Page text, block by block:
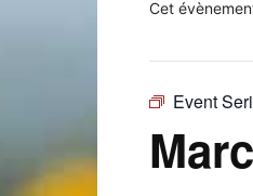
Laconnex
Cet
Event